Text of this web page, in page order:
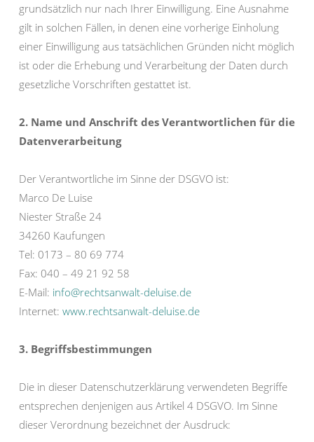
grundsätzlich nur nach Ihrer Einwilligung. Eine Ausnahme
gilt in solchen Fällen, in denen eine vorherige Einholung
einer Einwilligung aus tatsächlichen Gründen nicht möglich
ist oder die Erhebung und Verarbeitung der Daten durch
gesetzliche Vorschriften gestattet ist.
2. Name und Anschrift des Verantwortlichen für die
Datenverarbeitung
Der Verantwortliche im Sinne der DSGVO ist:
Marco De Luise
Niester Straße 24
34260 Kaufungen
Tel: 0173 – 80 69 774
Fax: 040 – 49 21 92 58
E-Mail: info@rechtsanwalt-deluise.de
Internet: www.rechtsanwalt-deluise.de
3. Begriffsbestimmungen
Die in dieser Datenschutzerklärung verwendeten Begriffe
entsprechen denjenigen aus Artikel 4 DSGVO. Im Sinne
dieser Verordnung bezeichnet der Ausdruck: